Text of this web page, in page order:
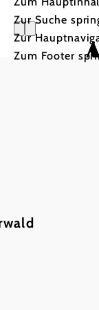
Zur Suche
Zur
Zum Footer